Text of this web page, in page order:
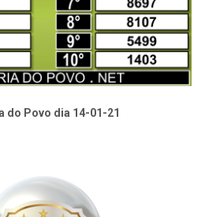
do Povo dia 14-01-21